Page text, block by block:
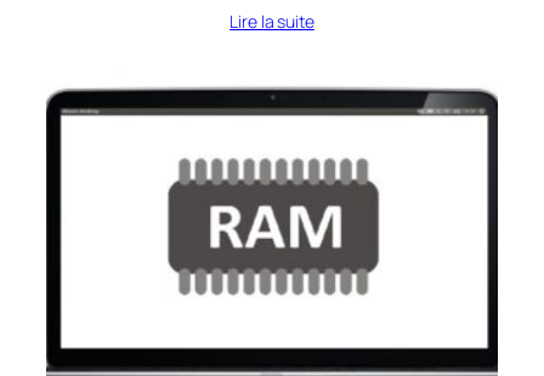
Lire la suite